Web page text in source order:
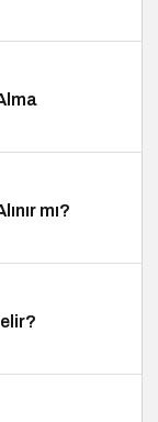
mı?